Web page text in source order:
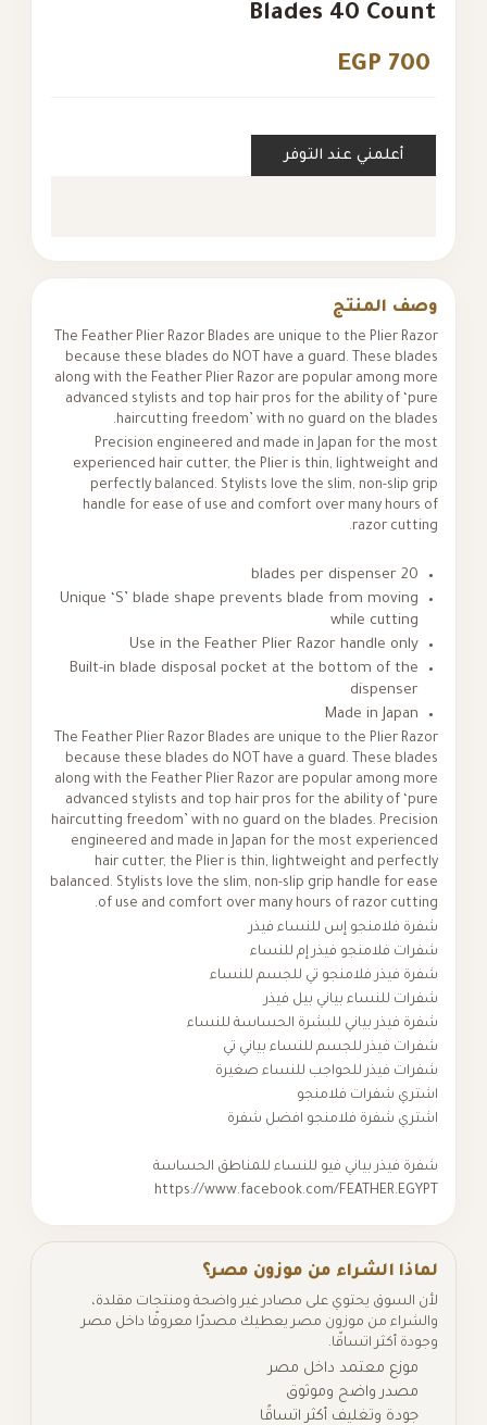
Blades 40 Count
EGP 700
أعلمني عند التوفر
وصف المنتج
The Feather Plier Razor Blades are unique to the Plier Razor
because these blades do NOT have a guard. These blades
along with the Feather Plier Razor are popular among more
advanced stylists and top hair pros for the ability of ‘pure
haircutting freedom’ with no guard on the blades.
Precision engineered and made in Japan for the most
experienced hair cutter, the Plier is thin, lightweight and
perfectly balanced. Stylists love the slim, non-slip grip
handle for ease of use and comfort over many hours of
razor cutting.
20 blades per dispenser
Unique ‘S’ blade shape prevents blade from moving
while cutting
Use in the Feather Plier Razor handle only
Built-in blade disposal pocket at the bottom of the
dispenser
Made in Japan
The Feather Plier Razor Blades are unique to the Plier Razor
because these blades do NOT have a guard. These blades
along with the Feather Plier Razor are popular among more
advanced stylists and top hair pros for the ability of ‘pure
haircutting freedom’ with no guard on the blades. Precision
engineered and made in Japan for the most experienced
hair cutter, the Plier is thin, lightweight and perfectly
balanced. Stylists love the slim, non-slip grip handle for ease
of use and comfort over many hours of razor cutting.
شفرة فلامنجو إس للنساء فيذر
شفرات فلامنجو فيذر إم للنساء
شفرة فيذر فلامنجو تي للجسم للنساء
شفرات للنساء بياني بيل فيذر
شفرة فيذر بياني للبشرة الحساسة للنساء
شفرات فيذر للجسم للنساء بياني تي
شفرات فيذر للحواجب للنساء صغيرة
اشتري شفرات فلامنجو
اشتري شفرة فلامنجو افضل شفرة
شفرة فيذر بياني فيو للنساء للمناطق الحساسة
https://www.facebook.com/FEATHER.EGYPT
لماذا الشراء من موزون مصر؟
لأن السوق يحتوي على مصادر غير واضحة ومنتجات مقلدة،
والشراء من موزون مصر يعطيك مصدرًا معروفًا داخل مصر
وجودة أكثر اتساقًا.
موزع معتمد داخل مصر
مصدر واضح وموثوق
جودة وتغليف أكثر اتساقًا